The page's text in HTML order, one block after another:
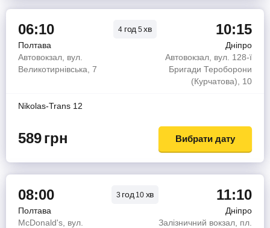
06:10 4 год 5хв 10:15
Полтава
Дніпро
Автовокзал, вул.
Великотирнівська, 7
Автовокзал, вул. 128-ї
Бригади Тероборони
(Курчатова), 10
Nikolas-Trans 12
589грн Вибрати дату
08:00 3 год10 хв 11:10
Полтава
Дніпро
McDonald's, вул.
Залізничний вокзал, пл.